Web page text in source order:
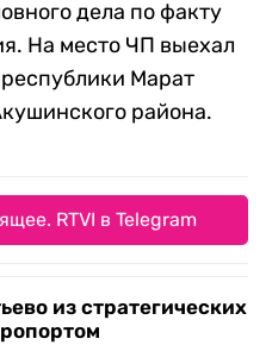
дела по факту
На место ЧП выехал
Марат
района.
RTVI в Telegram
из стратегических